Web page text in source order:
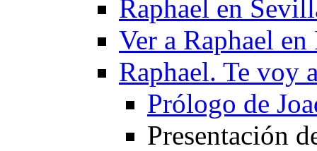
Raphael en
Ver a Raphael
Raphael. Te voy
Prólogo de
Presentación